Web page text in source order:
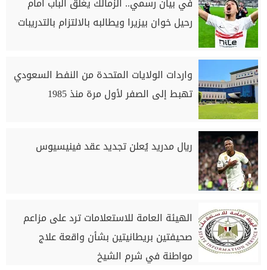
رحيل خوان بيزيرا ويطالبه بالالتزام بالتدريبات
واردات الولايات المتحدة من النفط السعودي
تهبط إلى الصفر لأول مرة منذ 1985
ريال مدريد يُعلن تجديد عقد فينيسيوس
الهيئة العامة للاستعلامات ترد على مزاعم
صحيفتين بريطانيتين بشأن واقعة علاج
مواطنة في شرم الشيخ